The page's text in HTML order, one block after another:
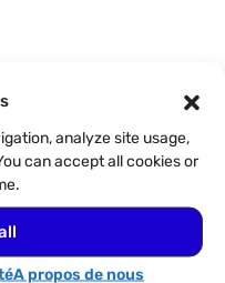
analyze site usage,
can accept all cookies or
A propos de nous
des
profilou
dans la
de votre
protocole et
vérifier la